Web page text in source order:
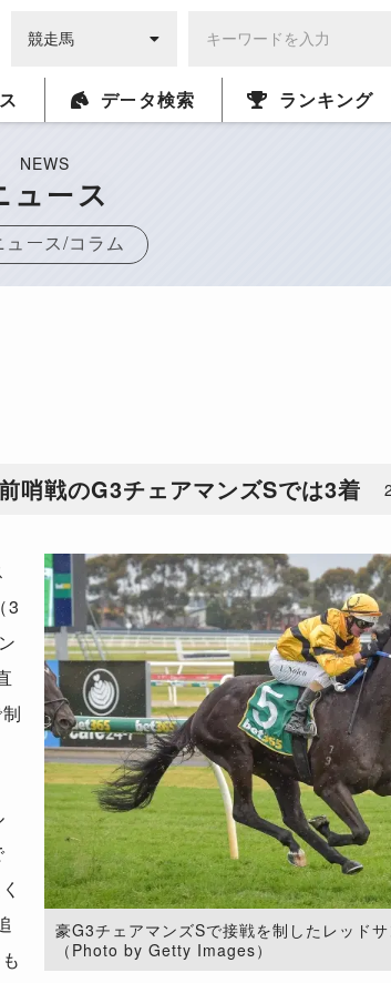
データ検索 ランキング
NEWS
ュース
ュース/コラム
哨戦のG3チェアマンズSでは3着
豪G3チェアマンズSで接戦を制したレッドサ
（Photo by Getty Images）
3